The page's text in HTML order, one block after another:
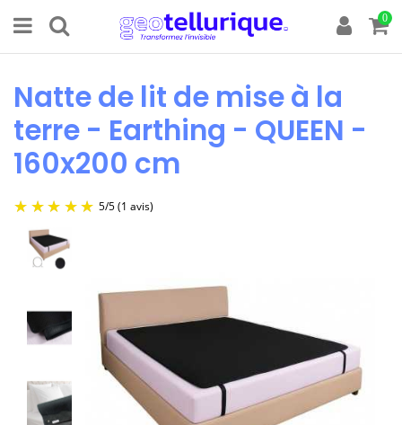
0
Natte de lit de mise à la
terre - Earthing - QUEEN -
160x200 cm